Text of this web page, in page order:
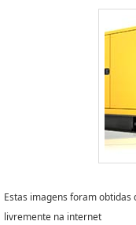
Estas imagens foram obtidas
livremente na internet